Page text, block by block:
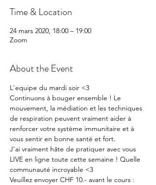
Time & Location
24 mars 2020, 18:00 – 19:00
Zoom
About the Event
L'equipe du mardi soir <3
Continuons à bouger ensemble ! Le
mouvement, la médiation et les techniques
de respiration peuvent vraiment aider à
renforcer votre système immunitaire et à
vous sentir en bonne santé et fort.
J'ai vraiment hâte de pratiquer avec vous
LIVE en ligne toute cette semaine ! Quelle
communauté incroyable <3
Veuillez envoyer CHF 10.- avant le cours :